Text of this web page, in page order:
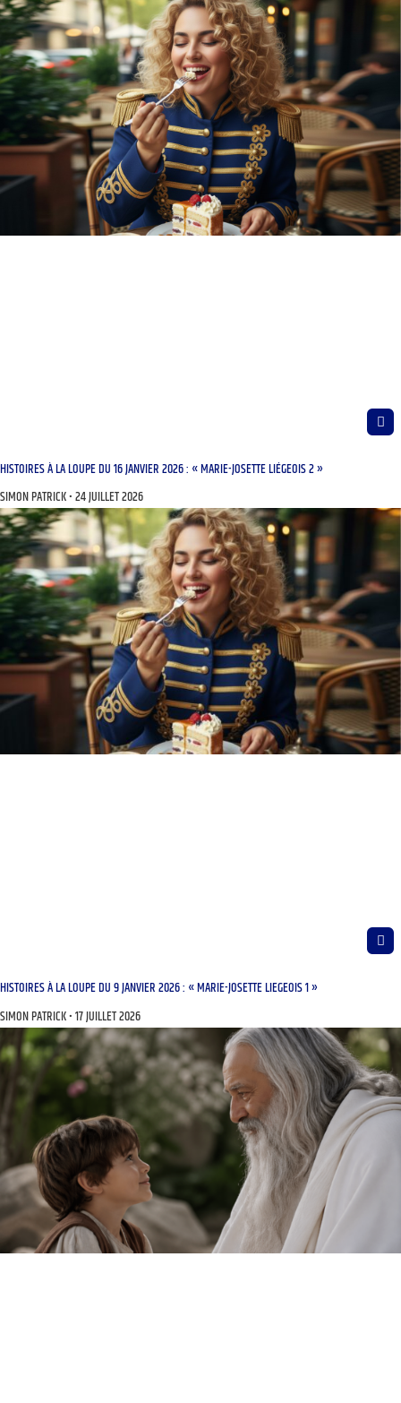
HISTOIRES À LA LOUPE DU 16 JANVIER 2026 : « MARIE-JOSETTE LIÉGEOIS 2 »
SIMON PATRICK 24 JUILLET 2026
HISTOIRES À LA LOUPE DU 9 JANVIER 2026 : « MARIE-JOSETTE LIEGEOIS 1 »
SIMON PATRICK 17 JUILLET 2026